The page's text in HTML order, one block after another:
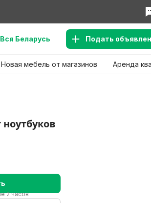
Вся Беларусь Подать
Новая мебель от магазинов Аренда
2 часов